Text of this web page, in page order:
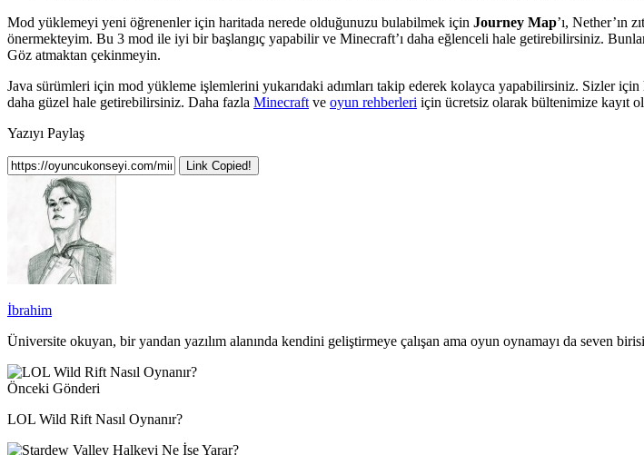
Mod yüklemeyi yeni öğrenenler için haritada nerede olduğunuzu bulabilmek için Journey Map’ı, Nether’ın
önermekteyim. Bu 3 mod ile iyi bir başlangıç yapabilir ve Minecraft’ı daha eğlenceli hale getirebilirsiniz.
Göz atmaktan çekinmeyin.
Java sürümleri için mod yükleme işlemlerini yukarıdaki adımları takip ederek kolayca yapabilirsiniz. Sizler için
daha güzel hale getirebilirsiniz. Daha fazla Minecraft ve oyun rehberleri için ücretsiz olarak bültenimize kayıt
Yazıyı Paylaş
Link Copied!
İbrahim
Üniversite okuyan, bir yandan yazılım alanında kendini geliştirmeye çalışan ama oyun oynamayı da seven
Önceki Gönderi
LOL Wild Rift Nasıl Oynanır?